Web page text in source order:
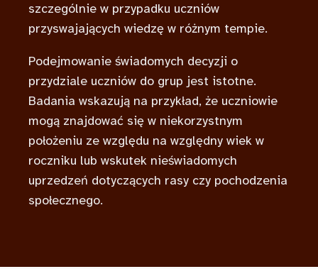
szczególnie w przypadku uczniów
przyswajających wiedzę w różnym tempie.
Podejmowanie świadomych decyzji o
przydziale uczniów do grup jest istotne.
Badania wskazują na przykład, że uczniowie
mogą znajdować się w niekorzystnym
położeniu ze względu na względny wiek w
roczniku lub wskutek nieświadomych
uprzedzeń dotyczących rasy czy pochodzenia
społecznego.